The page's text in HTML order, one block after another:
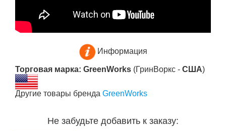
Информация
Торговая марка: GreenWorks (ГринВоркс - США)
Другие товары бренда GreenWorks
Не забудьте добавить к заказу: